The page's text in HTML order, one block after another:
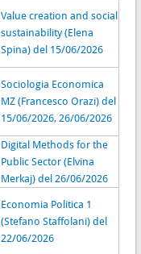
Value creation and social
sustainability (Elena
Spina) del 15/06/2026
Sociologia Economica
MZ (Francesco Orazi) del
15/06/2026, 26/06/2026
Digital Methods for the
Public Sector (Elvina
Merkaj) del 26/06/2026
Economia Politica 1
(Stefano Staffolani) del
22/06/2026